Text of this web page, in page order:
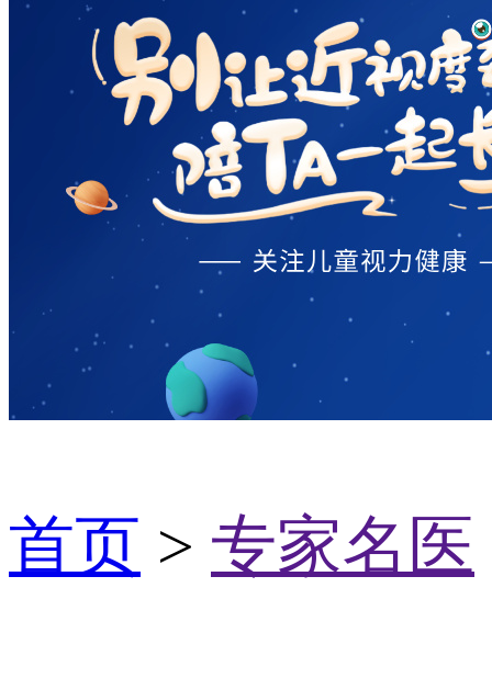
首页 > 专家名医